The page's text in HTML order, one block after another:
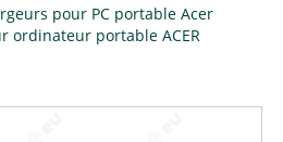
pour PC portable Acer
ordinateur portable ACER